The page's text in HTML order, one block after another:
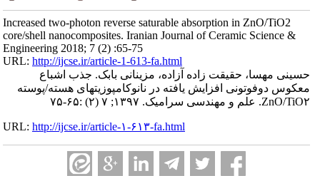
Increased two-photon reverse saturable absorption in ZnO/TiO2
core/shell nanocomposites. Iranian Journal of Ceramic Science &
Engineering 2018; 7 (2) :65-75
URL:http://ijcse.ir/article-1-613-fa.html
حسینی مهسا، حقیقت زاده آزاده، مزینانی بابک. جذب اشباع
معکوس دوفوتونی افزایش یافته در نانوکامپوزیتهای هسته/پوسته
ZnO/TiO۲. علم و مهندسی سرامیک. ۱۳۹۷; ۷ (۲) :۶۵-۷۵
URL:http://ijcse.ir/article-۱-۶۱۳-fa.html